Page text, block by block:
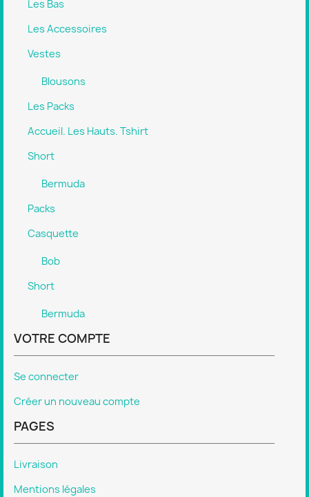
Les Bas
Les Accessoires
Vestes
Blousons
Les Packs
Accueil. Les Hauts. Tshirt
Short
Bermuda
Packs
Casquette
Bob
Short
Bermuda
VOTRE COMPTE
Se connecter
Créer un nouveau compte
PAGES
Livraison
Mentions légales